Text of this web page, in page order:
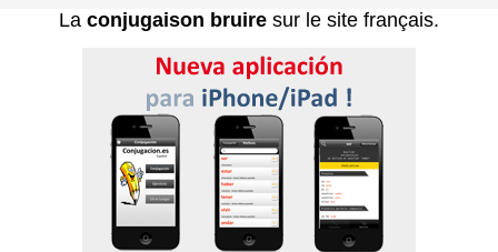
La conjugaison bruire sur le site français.